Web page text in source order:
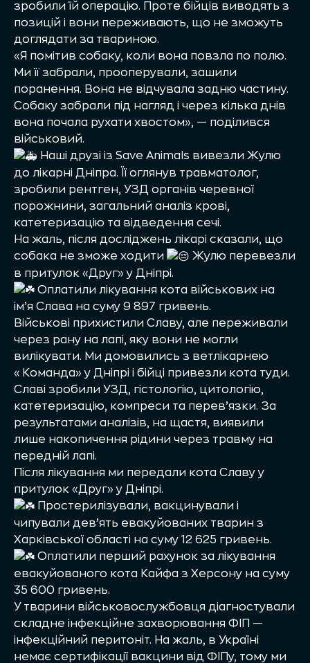
зробили їй операцію. Проте бійців виводять з
позицій і вони переживають, що не зможуть
доглядати за твариною.
«Я помітив собаку, коли вона повзла по полю.
Ми її забрали, прооперували, зашили
поранення. Вона не відчувала задню частину.
Собаку забрали під нагляд і через кілька днів
вона почала рухати хвостом», — поділився
військовий.
Наші друзі із Save Animals вивезли Жулю
до лікарні Дніпра. Її оглянув травматолог,
зробили рентген, УЗД органів черевної
порожнини, загальний аналіз крові,
катетеризацію та відведення сечі.
На жаль, після досліджень лікарі сказали, що
собака не зможе ходити
Жулю перевезли
в притулок «Друг» у Дніпрі.
Оплатили лікування кота військових на
ім’я Слава на суму 9 897 гривень.
Військові прихистили Славу, але переживали
через рану на лапі, яку вони не могли
вилікувати. Ми домовились з ветлікарнею
«Команда» у Дніпрі і бійці привезли кота туди.
Славі зробили УЗД, гістологію, цитологію,
катетеризацію, компреси та перев’язки. За
результатами аналізів, на щастя, виявили
лише накопичення рідини через травму на
передній лапі.
Після лікування ми передали кота Славу у
притулок «Друг» у Дніпрі.
Простерилізували, вакцинували і
чипували дев’ять евакуйованих тварин з
Харківської області на суму 12 625 гривень.
Оплатили перший рахунок за лікування
евакуйованого кота Кайфа з Херсону на суму
35 600 гривень.
У тварини військовослужбовця діагностували
складне інфекційне захворювання ФІП —
інфекційний перитоніт. На жаль, в Україні
немає сертифікації вакцини від ФІПу, тому ми